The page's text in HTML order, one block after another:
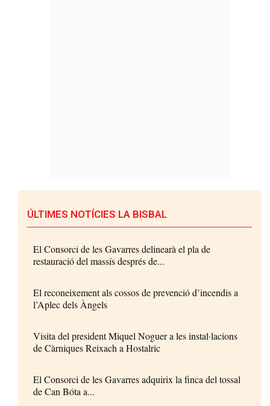
ÚLTIMES NOTÍCIES LA BISBAL
El Consorci de les Gavarres delinearà el pla de
restauració del massís després de...
El reconeixement als cossos de prevenció d’incendis a
l’Aplec dels Àngels
Visita del president Miquel Noguer a les instal·lacions
de Càrniques Reixach a Hostalric
El Consorci de les Gavarres adquirix la finca del tossal
de Can Bóta a...